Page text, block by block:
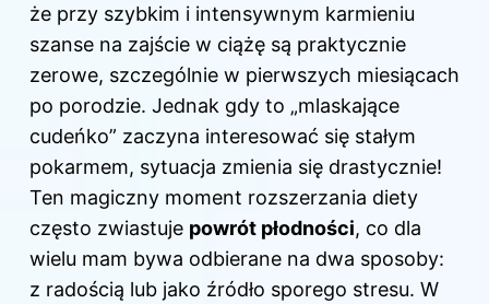
że przy szybkim i intensywnym karmieniu
szanse na zajście w ciążę są praktycznie
zerowe, szczególnie w pierwszych miesiącach
po porodzie. Jednak gdy to „mlaskające
cudeńko” zaczyna interesować się stałym
pokarmem, sytuacja zmienia się drastycznie!
Ten magiczny moment rozszerzania diety
często zwiastuje powrót płodności, co dla
wielu mam bywa odbierane na dwa sposoby:
z radością lub jako źródło sporego stresu. W